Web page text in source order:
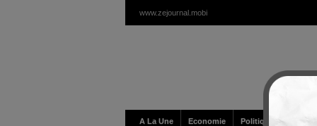
www.zejournal.mobi
A La Une Economie Politique /